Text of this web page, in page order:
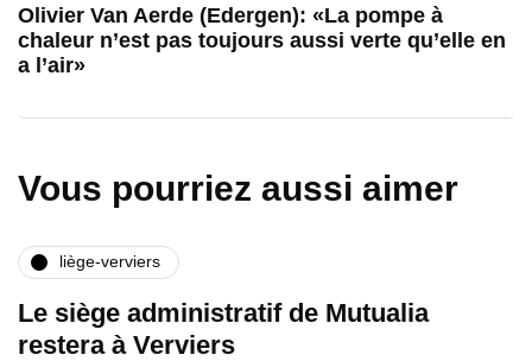
Olivier Van Aerde (Edergen): «La pompe à
chaleur n’est pas toujours aussi verte qu’elle en
a l’air»
Vous pourriez aussi aimer
liège-verviers
Le siège administratif de Mutualia
restera à Verviers